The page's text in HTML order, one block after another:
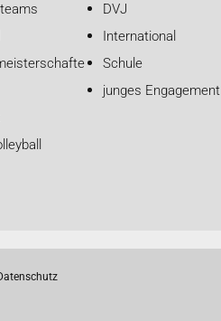
DVJ
International
Schule
junges Engagement